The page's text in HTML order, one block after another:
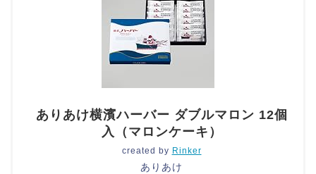
ありあけ横濱ハーバー ダブルマロン 12個
入（マロンケーキ）
created by Rinker
ありあけ